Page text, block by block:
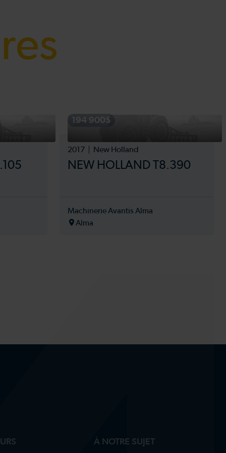
194 900$
2017 New Holland
NEW HOLLAND T8.390
Machinerie Avantis Alma
Alma
À NOTRE SUJET